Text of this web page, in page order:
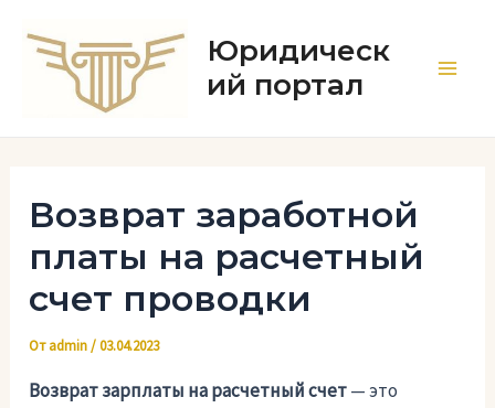
содержимому
Юридическ
ий портал
Возврат заработной
платы на расчетный
счет проводки
Отadmin/03.04.2023
Возврат зарплаты на расчетный счет— это